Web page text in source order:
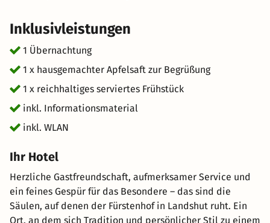
Inklusivleistungen
1 Übernachtung
1 x hausgemachter Apfelsaft zur Begrüßung
1 x reichhaltiges serviertes Frühstück
inkl. Informationsmaterial
inkl. WLAN
Ihr Hotel
Herzliche Gastfreundschaft, aufmerksamer Service und
ein feines Gespür für das Besondere – das sind die
Säulen, auf denen der Fürstenhof in Landshut ruht. Ein
Ort, an dem sich Tradition und persönlicher Stil zu einem